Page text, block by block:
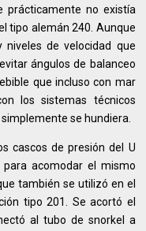
prácticamente no existía
tipo alemán 240. Aunque
de velocidad que
ángulos de balanceo
que incluso con mar
los sistemas técnicos
se hundiera.
cascos de presión del U
acomodar el mismo
también se utilizó en el
tipo 201. Se acortó el
al tubo de snorkel a